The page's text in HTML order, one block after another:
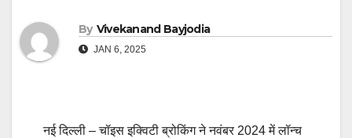
By Vivekanand Bayjodia
JAN 6, 2025
नई दिल्ली – चॉइस इक्विटी ब्रोकिंग ने नवंबर 2024 में लॉन्च